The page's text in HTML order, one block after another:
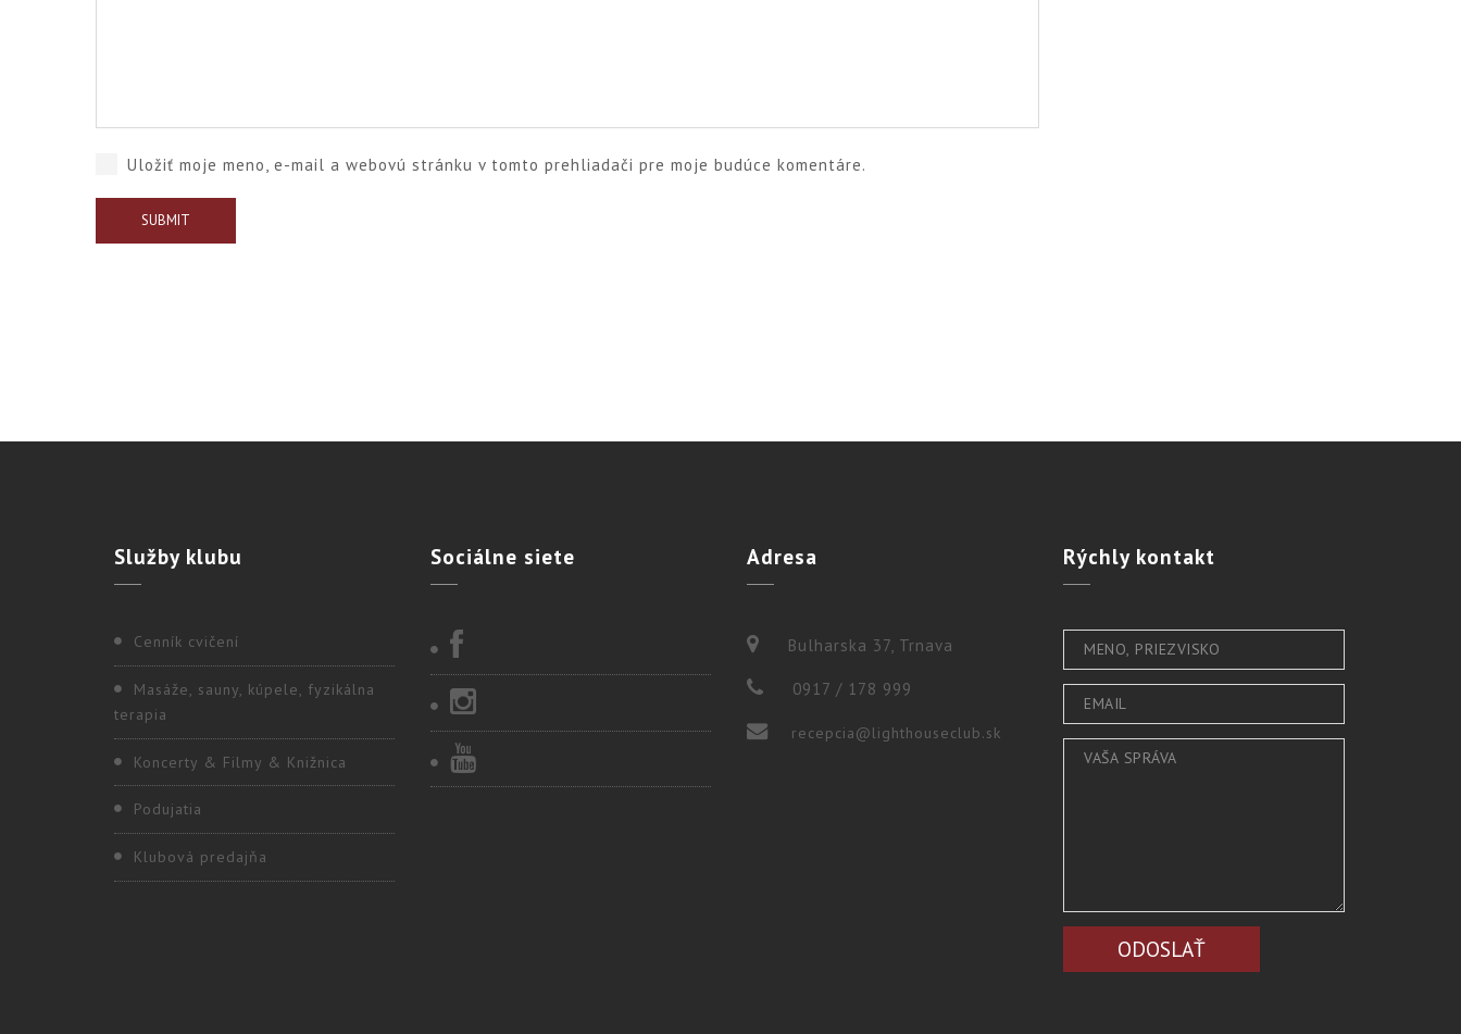
Uložiť moje meno, e-mail a webovú stránku v tomto prehliadači pre moje budúce komentáre.
Službyklubu
Cenník cvičení
Masáže, sauny, kúpele, fyzikálna
terapia
Koncerty & Filmy & Knižnica
Podujatia
Klubová predajňa
Sociálne siete Adresa
Bulharska 37, Trnava
0917 / 178 999
recepcia@lighthouseclub.sk
Rýchlykontakt